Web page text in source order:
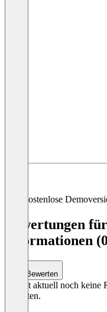
Kostenlose
Bewertungen
Informationen
Bewerten
Es gibt aktuell noch
enthalten.